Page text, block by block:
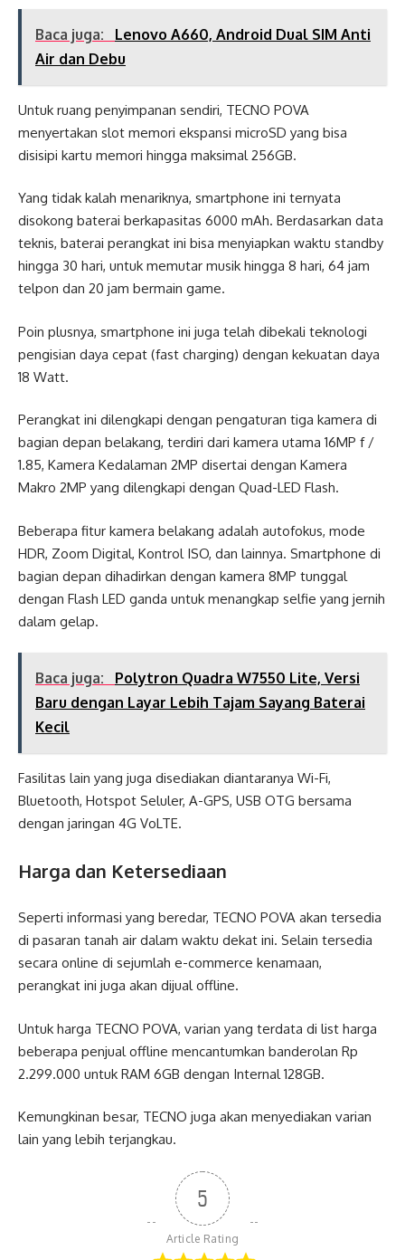
Baca juga:
Lenovo A660, Android Dual SIM Anti
Air dan Debu
Untuk ruang penyimpanan sendiri, TECNO POVA
menyertakan slot memori ekspansi microSD yang bisa
disisipi kartu memori hingga maksimal 256GB.
Yang tidak kalah menariknya, smartphone ini ternyata
disokong baterai berkapasitas 6000 mAh. Berdasarkan data
teknis, baterai perangkat ini bisa menyiapkan waktu standby
hingga 30 hari, untuk memutar musik hingga 8 hari, 64 jam
telpon dan 20 jam bermain game.
Poin plusnya, smartphone ini juga telah dibekali teknologi
pengisian daya cepat (fast charging) dengan kekuatan daya
18 Watt.
Perangkat ini dilengkapi dengan pengaturan tiga kamera di
bagian depan belakang, terdiri dari kamera utama 16MP f /
1.85, Kamera Kedalaman 2MP disertai dengan Kamera
Makro 2MP yang dilengkapi dengan Quad-LED Flash.
Beberapa fitur kamera belakang adalah autofokus, mode
HDR, Zoom Digital, Kontrol ISO, dan lainnya. Smartphone di
bagian depan dihadirkan dengan kamera 8MP tunggal
dengan Flash LED ganda untuk menangkap selfie yang jernih
dalam gelap.
Baca juga:
Polytron Quadra W7550 Lite, Versi
Baru dengan Layar Lebih Tajam Sayang Baterai
Kecil
Fasilitas lain yang juga disediakan diantaranya Wi-Fi,
Bluetooth, Hotspot Seluler, A-GPS, USB OTG bersama
dengan jaringan 4G VoLTE.
Harga dan Ketersediaan
Seperti informasi yang beredar, TECNO POVA akan tersedia
di pasaran tanah air dalam waktu dekat ini. Selain tersedia
secara online di sejumlah e-commerce kenamaan,
perangkat ini juga akan dijual offline.
Untuk harga TECNO POVA, varian yang terdata di list harga
beberapa penjual offline mencantumkan banderolan Rp
2.299.000 untuk RAM 6GB dengan Internal 128GB.
Kemungkinan besar, TECNO juga akan menyediakan varian
lain yang lebih terjangkau.
5
Article Rating